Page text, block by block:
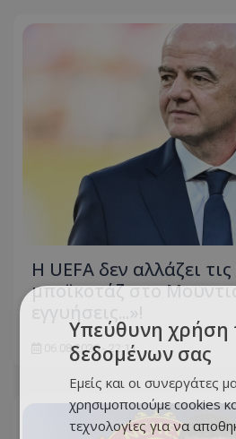
Η UEFA δεν αλλάζει
μποϊκοτάζ στο
06.08.2026 - 22:11
Υπεύθυνη χρήση
δεδομένων σας
Εμείς και οι συνεργάτες
χρησιμοποιούμε cookies
τεχνολογίες για να